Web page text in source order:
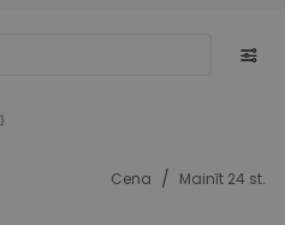
Cena / Mainīt 24 st.